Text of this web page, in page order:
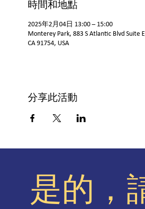
時間和地點
2025年2月04日 13:00 – 15:00
Monterey Park, 883 S Atlantic Blvd Suite
CA 91754, USA
分享此活動
是的，